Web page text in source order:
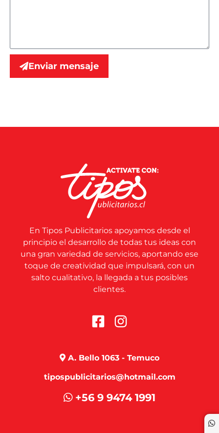
Enviar mensaje
En Tipos Publicitarios apoyamos desde el
principio el desarrollo de todas tus ideas con
una gran variedad de servicios, aportando ese
toque de creatividad que impulsará, con un
salto cualitativo, la llegada a tus posibles
clientes.
A. Bello 1063 - Temuco
tipospublicitarios@hotmail.com
+56 9 9474 1991